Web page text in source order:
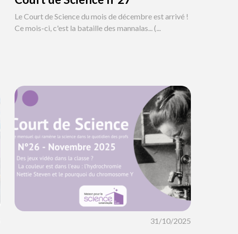
Le Court de Science du mois de décembre est arrivé !
Ce mois-ci, c'est la bataille des mannalas... (...
31/10/2025